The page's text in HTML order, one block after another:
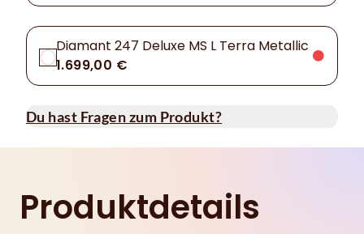
Diamant 247 Deluxe MS L Terra Metallic
1.699,00 €
Du hast Fragen zum Produkt?
Produktdetails